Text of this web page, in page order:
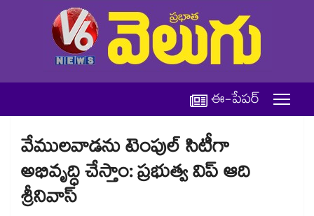
ఈ-పేపర్
వేములవాడను టెంపుల్ సిటీగా
అభివృద్ధి చేస్తాం: ప్రభుత్వ విప్ ఆది
శ్రీనివాస్